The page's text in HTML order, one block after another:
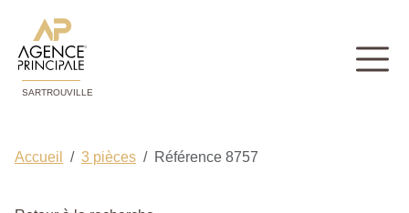
SARTROUVILLE
Accueil 3 pièces Référence 8757